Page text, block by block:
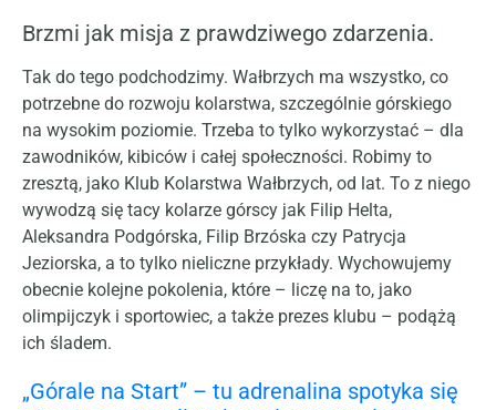
Brzmi jak misja z prawdziwego zdarzenia.
Tak do tego podchodzimy. Wałbrzych ma wszystko, co
potrzebne do rozwoju kolarstwa, szczególnie górskiego
na wysokim poziomie. Trzeba to tylko wykorzystać – dla
zawodników, kibiców i całej społeczności. Robimy to
zresztą, jako Klub Kolarstwa Wałbrzych, od lat. To z niego
wywodzą się tacy kolarze górscy jak Filip Helta,
Aleksandra Podgórska, Filip Brzóska czy Patrycja
Jeziorska, a to tylko nieliczne przykłady. Wychowujemy
obecnie kolejne pokolenia, które – liczę na to, jako
olimpijczyk i sportowiec, a także prezes klubu – podążą
ich śladem.
„Górale na Start” – tu adrenalina spotyka się